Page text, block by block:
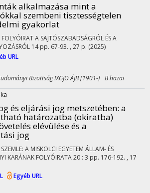
alkalmazása mint a
szembeni tisztességtelen
gyakorlat
FOLYÓIRAT A SAJTÓSZABADSÁGRÓL ÉS A
14 pp. 67-93. , 27 p. (2025)
URL
Bizottság IXGJO ÁJB [1901-] B hazai
és eljárási jog metszetében: a
határozatba (okiratba)
elévülése és a
jog
A MISKOLCI EGYETEM ÁLLAM- ÉS
KARÁNAK FOLYÓIRATA20 : 3 pp. 176-192. , 17
Egyéb URL